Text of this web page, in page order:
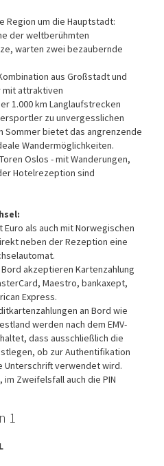
Region um die Hauptstadt:
der weltberühmten
warten zwei bezaubernde
aus Großstadt und
mit attraktiven
1.000 km Langlaufstrecken
zu unvergesslichen
Sommer bietet das angrenzende
Wandermöglichkeiten.
Oslos - mit Wanderungen,
Hotelrezeption sind
als auch mit Norwegischen
neben der Rezeption eine
akzeptieren Kartenzahlung
Maestro, bankaxept,
Express.
an Bord wie
werden nach dem EMV-
dass ausschließlich die
ob zur Authentifikation
Unterschrift verwendet wird.
Zweifelsfall auch die PIN
1